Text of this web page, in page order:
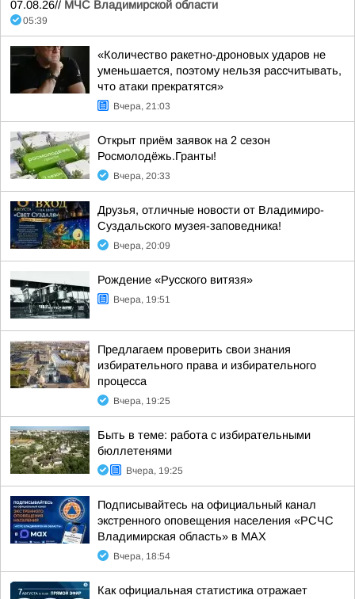
07.08.26// МЧС Владимирской области
05:39
«Количество ракетно-дроновых ударов не
уменьшается, поэтому нельзя рассчитывать,
что атаки прекратятся»
Вчера, 21:03
Открыт приём заявок на 2 сезон
Росмолодёжь.Гранты!
Вчера, 20:33
Друзья, отличные новости от Владимиро-
Суздальского музея-заповедника!
Вчера, 20:09
Рождение «Русского витязя»
Вчера, 19:51
Предлагаем проверить свои знания
избирательного права и избирательного
процесса
Вчера, 19:25
Быть в теме: работа с избирательными
бюллетенями
Вчера, 19:25
Подписывайтесь на официальный канал
экстренного оповещения населения «РСЧС
Владимирская область» в МАХ
Вчера, 18:54
Как официальная статистика отражает